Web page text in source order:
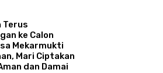
Terus
ke Calon
Mekarmukti
Mari Ciptakan
dan Damai